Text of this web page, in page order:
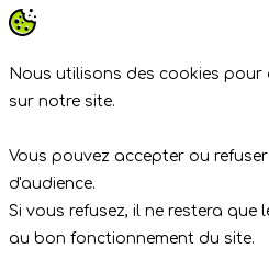
Nous utilisons des cookies pour
sur notre site.
Vous pouvez accepter ou
d'audience.
Si vous refusez, il ne restera que
au bon fonctionnement du site.